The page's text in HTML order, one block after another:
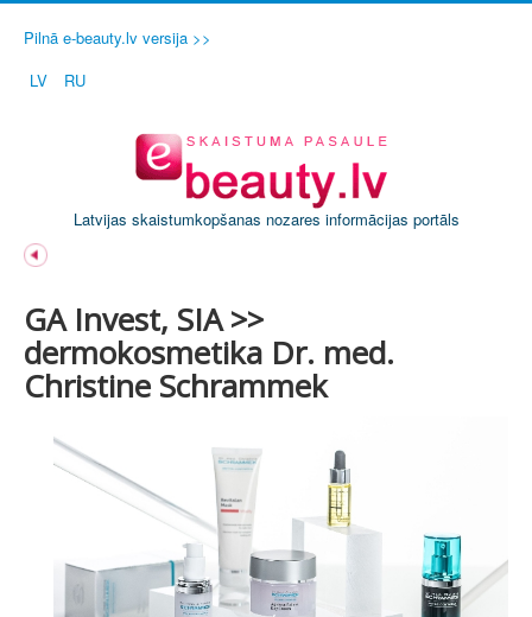
Pilnā e-beauty.lv versija >>
LV
RU
Latvijas skaistumkopšanas nozares informācijas portāls
GA Invest, SIA >>
dermokosmetika Dr. med.
Christine Schrammek